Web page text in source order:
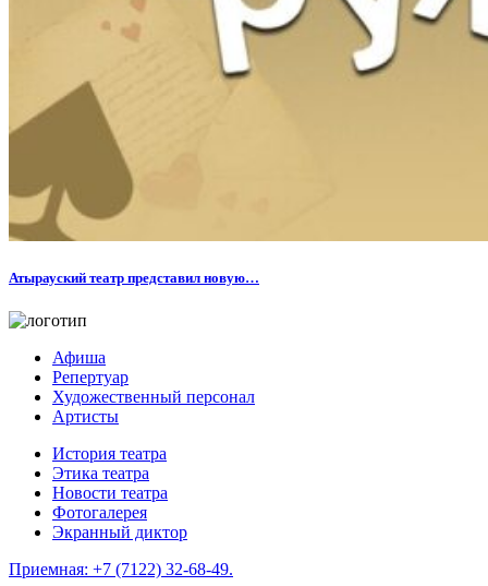
Атырауский театр представил новую…
Афиша
Репертуар
Художественный персонал
Артисты
История театра
Этика театра
Новости театра
Фотогалерея
Экранный диктор
Приемная: +7 (7122) 32-68-49.